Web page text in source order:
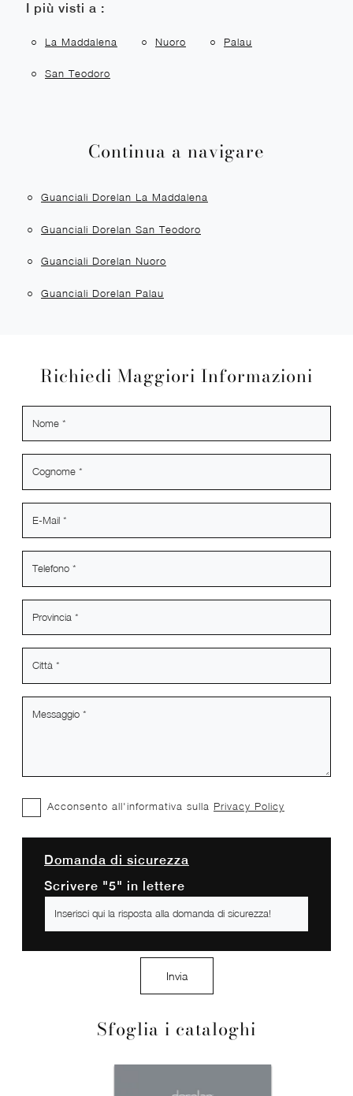
I più visti a :
La Maddalena Nuoro Palau
San Teodoro
Continua a navigare
Guanciali Dorelan La Maddalena
Guanciali Dorelan San Teodoro
Guanciali Dorelan Nuoro
Guanciali Dorelan Palau
Sfoglia i cataloghi
Richiedi Maggiori Informazioni
Acconsento all'informativa sulla Privacy Policy
Domanda di sicurezza
Scrivere "5" in lettere
Invia